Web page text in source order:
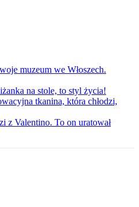
muzeum we Włoszech.
na stole, to styl życia!
tkanina, która chłodzi,
z Valentino. To on uratował